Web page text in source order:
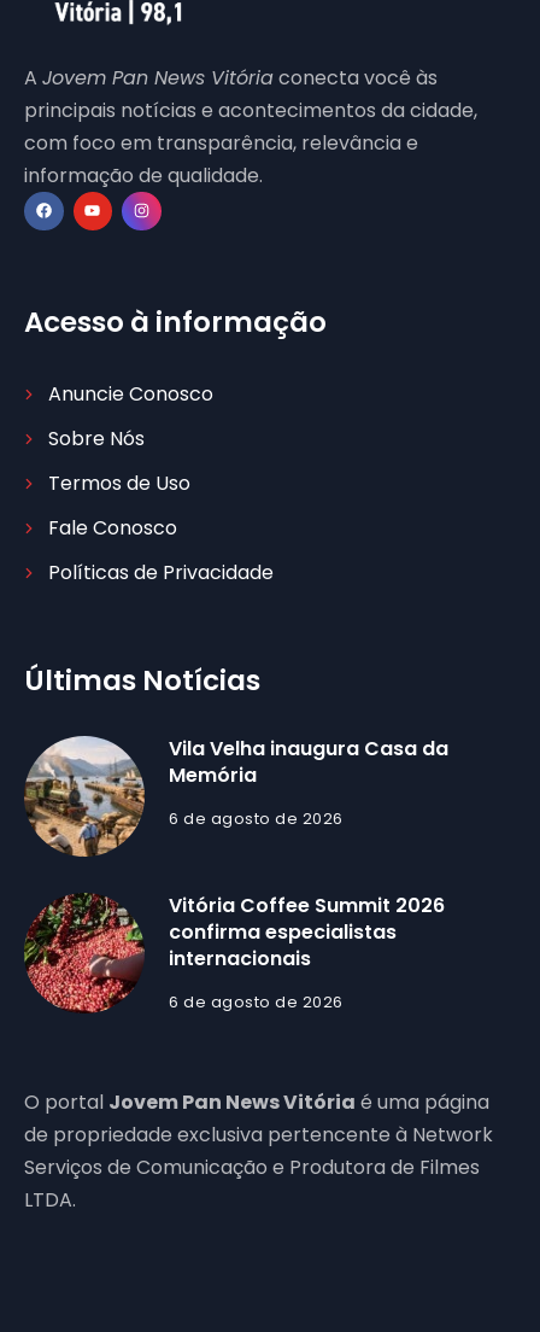
A Jovem Pan News Vitóriaconecta você às
principais notícias e acontecimentos da cidade,
com foco em transparência, relevância e
informação de qualidade.
Acesso à informação
Anuncie Conosco
Sobre Nós
Termos de Uso
Fale Conosco
Políticas de Privacidade
Últimas Notícias
Vila Velha inaugura Casa da
Memória
6 de agosto de 2026
Vitória Coffee Summit 2026
confirma especialistas
internacionais
6 de agosto de 2026
O portal Jovem Pan News Vitória é uma página
de propriedade exclusiva pertencente à Network
Serviços de Comunicação e Produtora de Filmes
LTDA.